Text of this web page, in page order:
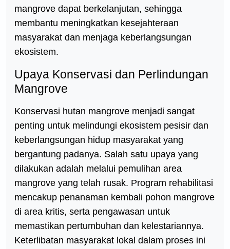
mangrove dapat berkelanjutan, sehingga
membantu meningkatkan kesejahteraan
masyarakat dan menjaga keberlangsungan
ekosistem.
Upaya Konservasi dan Perlindungan
Mangrove
Konservasi hutan mangrove menjadi sangat
penting untuk melindungi ekosistem pesisir dan
keberlangsungan hidup masyarakat yang
bergantung padanya. Salah satu upaya yang
dilakukan adalah melalui pemulihan area
mangrove yang telah rusak. Program rehabilitasi
mencakup penanaman kembali pohon mangrove
di area kritis, serta pengawasan untuk
memastikan pertumbuhan dan kelestariannya.
Keterlibatan masyarakat lokal dalam proses ini